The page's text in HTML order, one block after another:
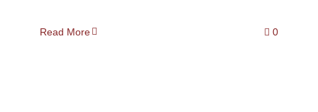
Read More 0